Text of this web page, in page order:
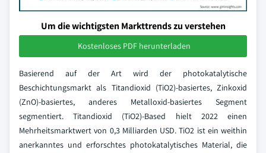
Um die wichtigsten Markttrends zu verstehen
Kostenloses PDF herunterladen
Basierend auf der Art wird der photokatalytische
Beschichtungsmarkt als Titandioxid (TiO2)-basiertes, Zinkoxid
(ZnO)-basiertes, anderes Metalloxid-basiertes Segment
segmentiert. Titandioxid (TiO2)-Based hielt 2022 einen
Mehrheitsmarktwert von 0,3 Milliarden USD. TiO2 ist ein weithin
anerkanntes und erforschtes photokatalytisches Material, die